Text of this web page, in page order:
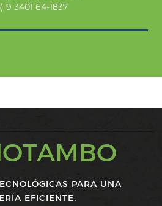
9 3401 64-1837
PARA UNA
EFICIENTE.